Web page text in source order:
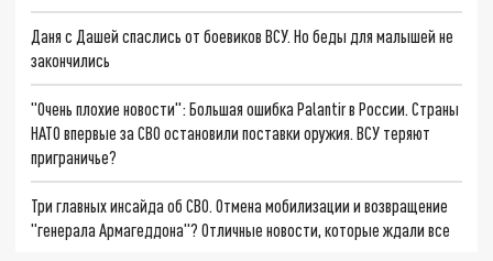
Даня с Дашей спаслись от боевиков ВСУ. Но беды для малышей не
закончились
"Очень плохие новости": Большая ошибка Palantir в России. Страны
НАТО впервые за СВО остановили поставки оружия. ВСУ теряют
приграничье?
Три главных инсайда об СВО. Отмена мобилизации и возвращение
"генерала Армагеддона"? Отличные новости, которые ждали все